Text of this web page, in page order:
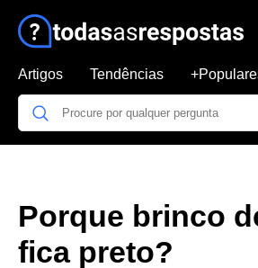
Artigos Tendências
Porque brinco
fica preto?